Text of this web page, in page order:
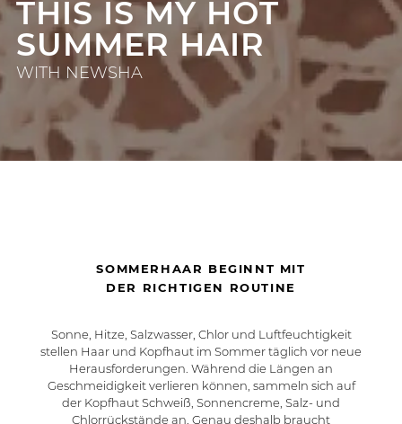
THIS IS MY HOT
SUMMER HAIR
WITH NEWSHA
SOMMERHAAR BEGINNT MIT
DER RICHTIGEN ROUTINE
Sonne, Hitze, Salzwasser, Chlor und Luftfeuchtigkeit
stellen Haar und Kopfhaut im Sommer täglich vor neue
Herausforderungen. Während die Längen an
Geschmeidigkeit verlieren können, sammeln sich auf
der Kopfhaut Schweiß, Sonnencreme, Salz- und
Chlorrückstände an. Genau deshalb braucht